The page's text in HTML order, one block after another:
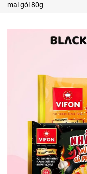
mai gói 80g